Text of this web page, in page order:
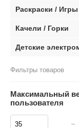
Раскраски /
Качели / Горки
Детские
Фильтры товаров
Максимальный
пользователя
–